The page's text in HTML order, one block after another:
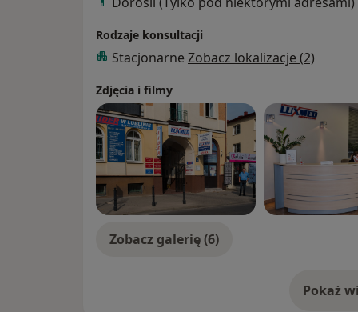
nadciśnienie tętnicze
Rodzaje konsultacji
Stacjonarne Zobacz lokalizacje (2)
Zdjęcia i filmy
Zobacz galerię (6)
Pokaż o